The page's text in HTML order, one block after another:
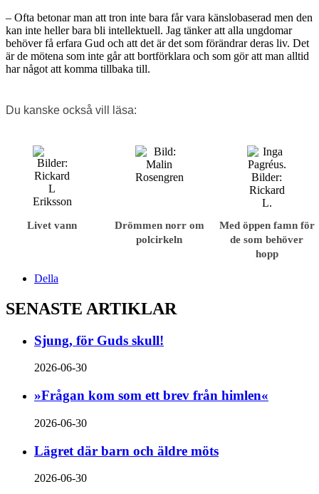
– Ofta betonar man att tron inte bara får vara känslobaserad men den
kan inte heller bara bli intellektuell. Jag tänker att alla ungdomar
behöver få erfara Gud och att det är det som förändrar deras liv. Det
är de mötena som inte går att bortförklara och som gör att man alltid
har något att komma tillbaka till.
Du kanske också vill läsa:
Livet vann
Drömmen norr om
polcirkeln
Med öppen famn för
de som behöver
hopp
Della
SENASTE ARTIKLAR
Sjung, för Guds skull!
2026-06-30
»Frågan kom som ett brev från himlen«
2026-06-30
Lägret där barn och äldre möts
2026-06-30